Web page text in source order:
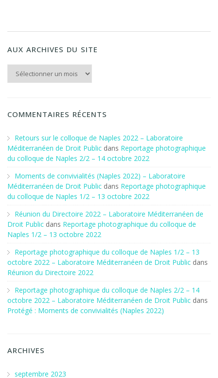
AUX ARCHIVES DU SITE
Aux archives du Site
COMMENTAIRES RÉCENTS
Retours sur le colloque de Naples 2022 – Laboratoire
Méditerranéen de Droit Public dans Reportage photographique
du colloque de Naples 2/2 – 14 octobre 2022
Moments de convivialités (Naples 2022) – Laboratoire
Méditerranéen de Droit Public dans Reportage photographique
du colloque de Naples 1/2 – 13 octobre 2022
Réunion du Directoire 2022 – Laboratoire Méditerranéen de
Droit Public dans Reportage photographique du colloque de
Naples 1/2 – 13 octobre 2022
Reportage photographique du colloque de Naples 1/2 – 13
octobre 2022 – Laboratoire Méditerranéen de Droit Public dans
Réunion du Directoire 2022
Reportage photographique du colloque de Naples 2/2 – 14
octobre 2022 – Laboratoire Méditerranéen de Droit Public dans
Protégé : Moments de convivialités (Naples 2022)
ARCHIVES
septembre 2023